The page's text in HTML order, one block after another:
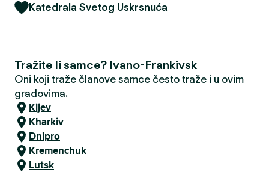
Katedrala Svetog Uskrsnuća
Tražite li samce? Ivano-Frankivsk
Oni koji traže članove samce često traže i u ovim
gradovima.
Kijev
Kharkiv
Dnipro
Kremenchuk
Lutsk